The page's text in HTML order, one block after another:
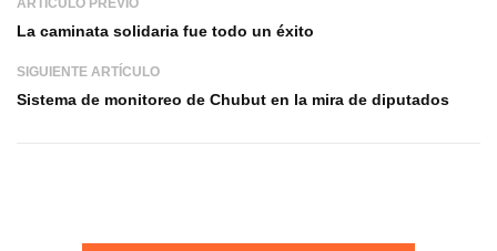
La caminata solidaria fue todo un éxito
SIGUIENTE ARTÍCULO
Sistema de monitoreo de Chubut en la mira de diputados